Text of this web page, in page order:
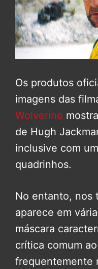
Os produtos
imagens das
Wolverine
de Hugh
inclusive com
quadrinhos.
No entanto, nos
aparece em
máscara
crítica comum
frequentemente